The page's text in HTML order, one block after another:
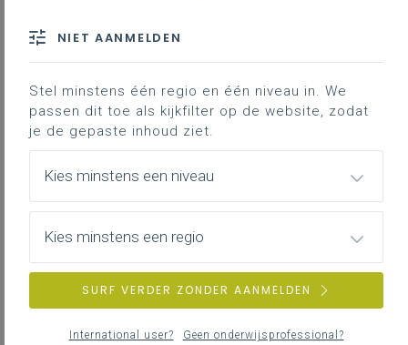
Bij duaal leren is het belangrijk dat het leren op de
op elkaar afgestemd zijn. De reflectiedocumenten
gaan dieper in op hoe de trajectbegeleiding de
verschillende stappen van het leertraject
bewaken met aandacht voor despecifieke noden
van alle partijen en met ondersteuning van het
opleidingsplan
.​​​​
De onepager 'Afstemmen van het duale
NIET AANMELDEN
Stel minstens één regio en één niveau in. We
passen dit toe als kijkfilter op de website, zodat
je de gepaste inhoud ziet.
Kies minstens een niveau
Kies minstens een regio
SURF VERDER ZONDER AANMELDEN
International user? Geen onderwijsprofessional?